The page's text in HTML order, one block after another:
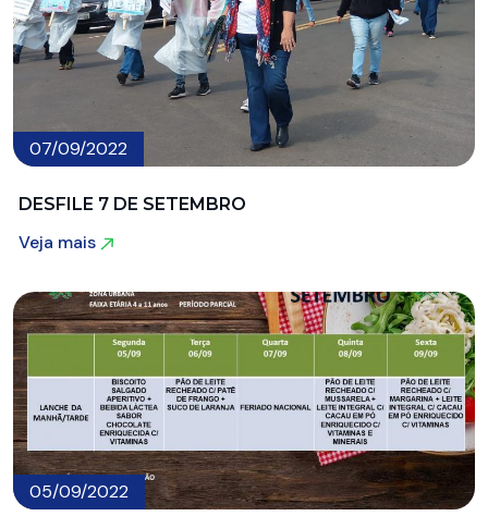
07/09/2022
DESFILE 7 DE SETEMBRO
Veja mais
05/09/2022